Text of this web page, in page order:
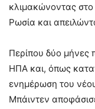
κλιμακώνοντας
Ρωσία και
Περίπου δύο μήνες
ΗΠΑ και, όπως
ενημέρωση του
Μπάιντεν